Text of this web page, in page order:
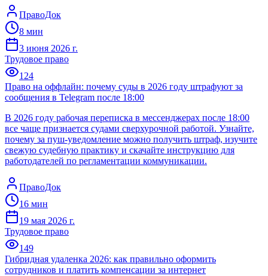
ПравоДок
8 мин
3 июня 2026 г.
Трудовое право
124
Право на оффлайн: почему суды в 2026 году штрафуют за
сообщения в Telegram после 18:00
В 2026 году рабочая переписка в мессенджерах после 18:00
все чаще признается судами сверхурочной работой. Узнайте,
почему за пуш-уведомление можно получить штраф, изучите
свежую судебную практику и скачайте инструкцию для
работодателей по регламентации коммуникации.
ПравоДок
16 мин
19 мая 2026 г.
Трудовое право
149
Гибридная удаленка 2026: как правильно оформить
сотрудников и платить компенсации за интернет